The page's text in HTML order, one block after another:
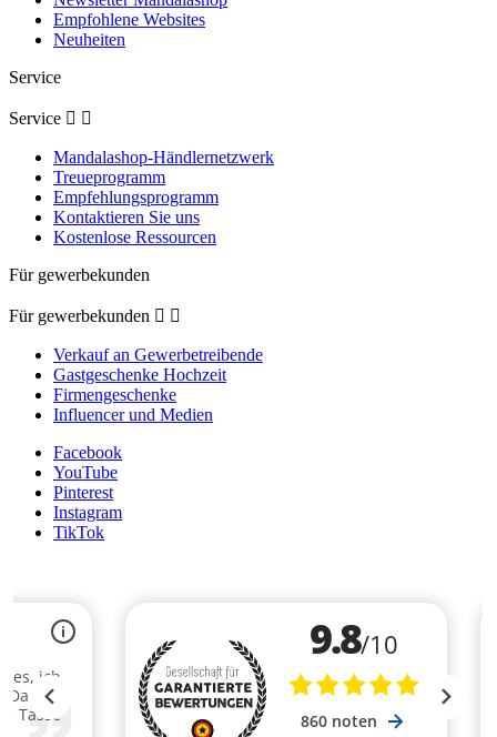
Empfohlene Websites
Neuheiten
Service
Service  
Mandalashop-Händlernetzwerk
Treueprogramm
Empfehlungsprogramm
Kontaktieren Sie uns
Kostenlose Ressourcen
Für gewerbekunden
Für gewerbekunden  
Verkauf an Gewerbetreibende
Gastgeschenke Hochzeit
Firmengeschenke
Influencer und Medien
Facebook
YouTube
Pinterest
Instagram
TikTok